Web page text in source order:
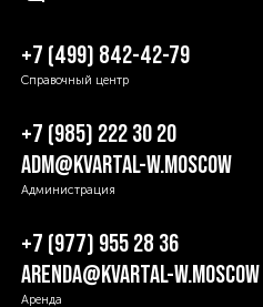
Д 6
+7 (499) 842-42-79
Справочный центр
+7 (985) 222 30 20
ADM@KVARTAL-W.MOSCOW
Администрация
+7 (977) 955 28 36
ARENDA@KVARTAL-W.MOSCOW
Аренда